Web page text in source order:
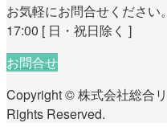
お気軽にお問合せください。
17:00 [ 日・祝日除く ]
お問合せ
Copyright © 株式会社総合
Rights Reserved.